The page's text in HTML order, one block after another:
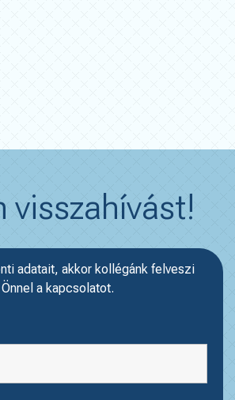
visszahívást!
adatait, akkor kollégánk felveszi
Önnel a kapcsolatot.